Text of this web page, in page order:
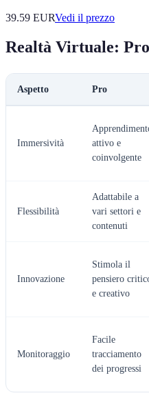
39.59 EURVedi il prezzo
Realtà Virtuale:
Aspetto Pro
Immersività
attivo e
coinvolgente
Flessibilità
Adattabile a
vari settori e
contenuti
Innovazione
Stimola il
pensiero
e creativo
Monitoraggio
Facile
tracciamento
dei progressi